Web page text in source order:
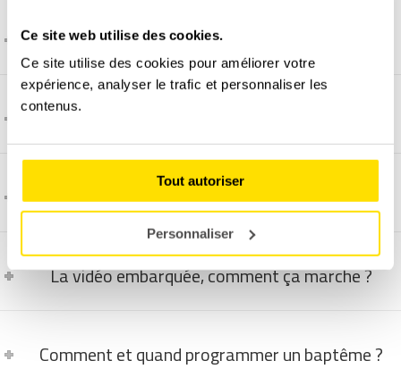
Ce site web utilise des cookies.
Ce site utilise des cookies pour améliorer votre
expérience, analyser le trafic et personnaliser les
contenus.
Tout autoriser
Personnaliser
C'est quoi une Ferrari 448 GTB ?
C'est quoi une Lamborghini Huracán LP610-4 ?
Comment se déroule un baptême passager ?
La vidéo embarquée, comment ça marche ?
Comment et quand programmer un baptême ?